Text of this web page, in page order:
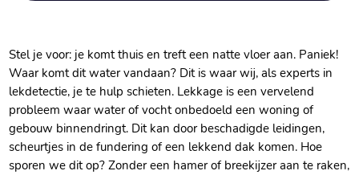
Stel je voor: je komt thuis en treft een natte vloer aan. Paniek!
Waar komt dit water vandaan? Dit is waar wij, als experts in
lekdetectie, je te hulp schieten. Lekkage is een vervelend
probleem waar water of vocht onbedoeld een woning of
gebouw binnendringt. Dit kan door beschadigde leidingen,
scheurtjes in de fundering of een lekkend dak komen. Hoe
sporen we dit op? Zonder een hamer of breekijzer aan te raken,